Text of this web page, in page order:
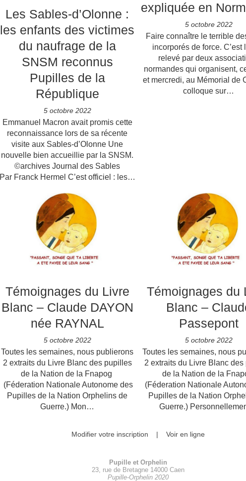
Les Sables-d’Olonne :
les enfants des victimes
du naufrage de la
SNSM reconnus
Pupilles de la
République
5 octobre 2022
Emmanuel Macron avait promis cette
reconnaissance lors de sa récente
visite aux Sables-d’Olonne Une
nouvelle bien accueillie par la SNSM.
©archives Journal des Sables
Par Franck Hermel C’est officiel : les…
expliquée en
5 octobre 2022
Faire connaître le terrible
incorporés de force. C’est
relevé par deux
normandes qui organisent,
et mercredi, au Mémorial de
colloque sur…
Témoignages du Livre
Blanc – Claude DAYON
née RAYNAL
5 octobre 2022
Toutes les semaines, nous publierons
2 extraits du Livre Blanc des pupilles
de la Nation de la Fnapog
(Féderation Nationale Autonome des
Pupilles de la Nation Orphelins de
Guerre.) Mon…
Témoignages du
Blanc –
Passepont
5 octobre 2022
Toutes les semaines, nous
2 extraits du Livre Blanc des
de la Nation de la
(Féderation Nationale
Pupilles de la Nation
Guerre.)
Modifier votre inscription | Voir en ligne
Pupille et Orphelin
23, rue de Bretagne 14000 Caen
Pupille-Orphelin 2020